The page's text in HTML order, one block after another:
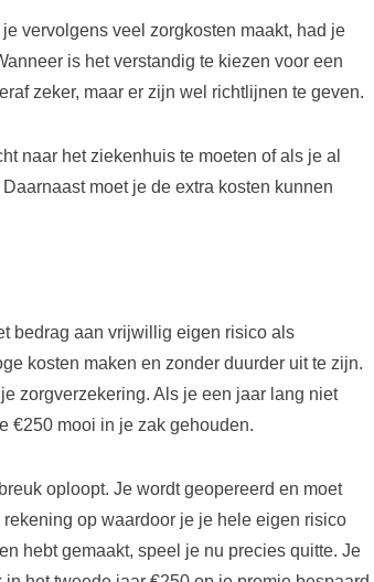
vervolgens veel zorgkosten maakt, had je
is het verstandig te kiezen voor een
zeker, maar er zijn wel richtlijnen te geven.
naar het ziekenhuis te moeten of als je al
moet je de extra kosten kunnen
bedrag aan vrijwillig eigen risico als
kosten maken en zonder duurder uit te zijn.
zorgverzekering. Als je een jaar lang niet
€250 mooi in je zak gehouden.
oploopt. Je wordt geopereerd en moet
op waardoor je je hele eigen risico
hebt gemaakt, speel je nu precies quitte. Je